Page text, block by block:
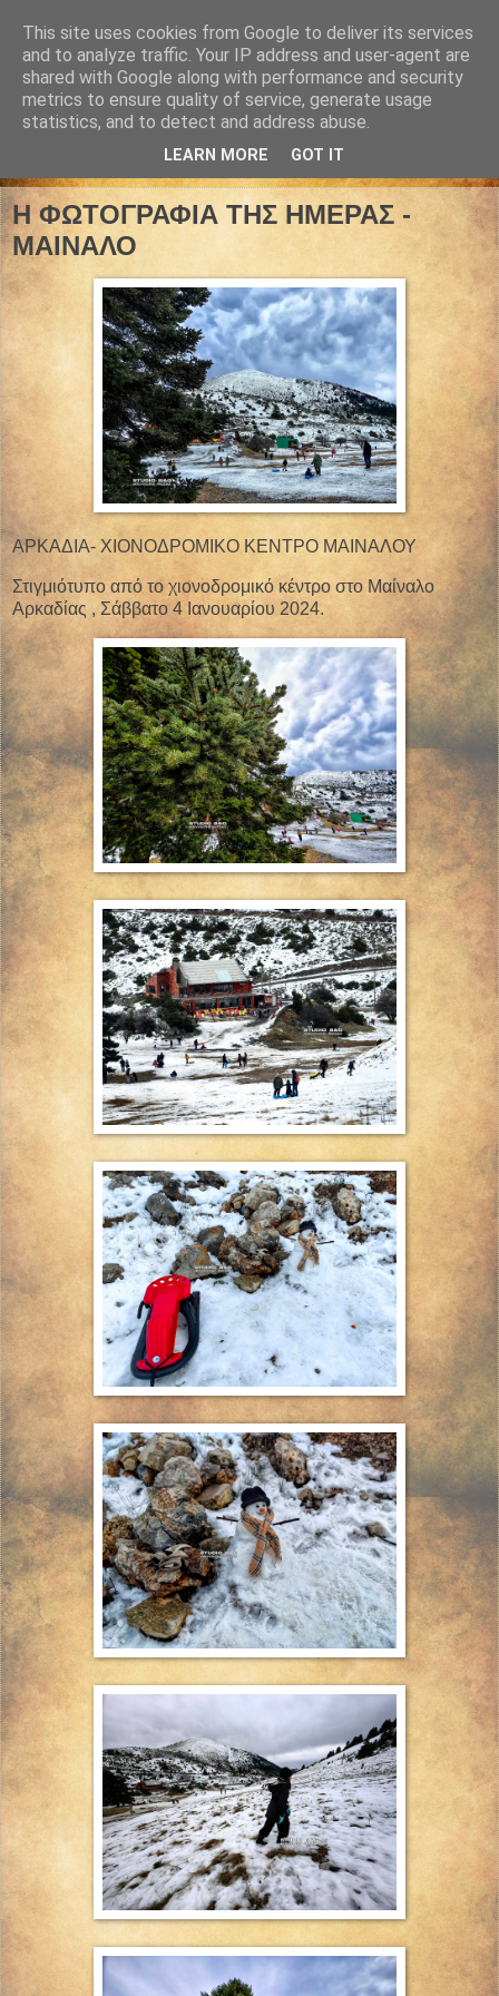
04 Ιανουαρίου 2025
Η ΦΩΤΟΓΡΑΦΙΑ ΤΗΣ ΗΜΕΡΑΣ -
ΜΑΙΝΑΛΟ
ΑΡΚΑΔΙΑ- ΧΙΟΝΟΔΡΟΜΙΚΟ ΚΕΝΤΡΟ ΜΑΙΝΑΛΟΥ
Στιγμιότυπο από το χιονοδρομικό κέντρο στο Μαίναλο
Αρκαδίας , Σάββατο 4 Ιανουαρίου 2024.
This site uses cookies from Google to deliver its services
and to analyze traffic. Your IP address and user-agent are
shared with Google along with performance and security
metrics to ensure quality of service, generate usage
statistics, and to detect and address abuse.
LEARN MORE GOT IT